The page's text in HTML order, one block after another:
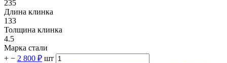
235
Длина клинка
133
Толщина клинка
4.5
Марка стали
+ − 2 800 ₽ шт